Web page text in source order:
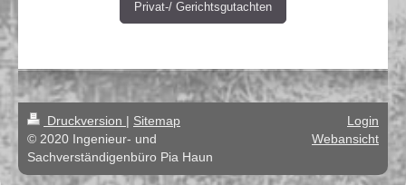
Privat-/ Gerichtsgutachten
Druckversion | Sitemap
© 2020 Ingenieur- und
Sachverständigenbüro Pia Haun
Login
Webansicht